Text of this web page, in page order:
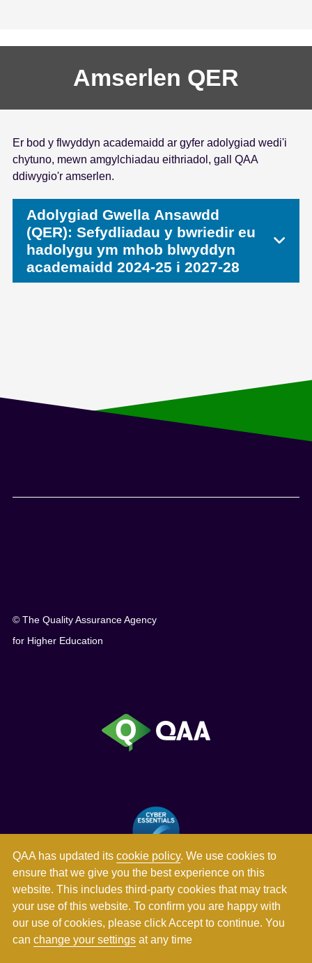
QAA has updated itscookie policy. We use cookies to
ensure that we give you the best experience on this
website. This includes third-party cookies that may track
your use of this website. To confirm you are happy with
our use of cookies, please click Accept to continue. You
canchange your settings at any time
Amserlen QER
Er bod y flwyddyn academaidd ar gyfer adolygiad wedi'i
chytuno, mewn amgylchiadau eithriadol, gall QAA
ddiwygio'r amserlen.
Adolygiad Gwella Ansawdd
(QER): Sefydliadau y bwriedir eu
hadolygu ym mhob blwyddyn
academaidd 2024-25 i 2027-28
© The Quality Assurance Agency
for Higher Education